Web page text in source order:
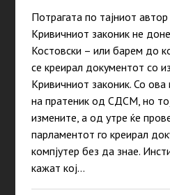
Потрагата по тајниот
Кривичниот законик не
Костовски – или барем до
се креирал документот со
Кривичниот законик. Со
на пратеник од СДСМ, но
измените, а од утре ќе
парламентот го креирал
компјутер без да знае.
кажат кој…